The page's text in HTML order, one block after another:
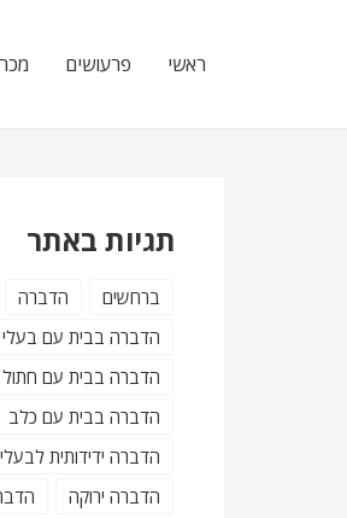
navigation
content
פרעושים ראשי
תגיות באתר
ברחשים
הדברה
הדברה בבית עם בעלי
הדברה בבית עם חתול
הדברה בבית עם כלב
הדברה ידידותית
הדברה ירוקה